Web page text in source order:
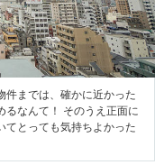
件までは、確かに近かった
なんて！ そのうえ正面に
てとっても気持ちよかった